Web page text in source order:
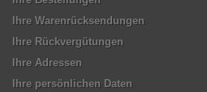
Ihre Warenrücksendungen
Ihre Rückvergütungen
Ihre Adressen
Ihre persönlichen Daten